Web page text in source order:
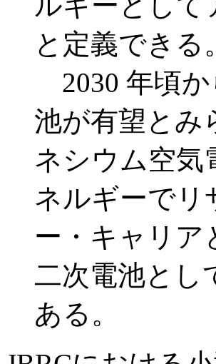
と定義できる。
2030 年頃か
池が有望とみ
ネシウム空気
ネルギーでリ
ー・キャリア
二次電池とし
ある。